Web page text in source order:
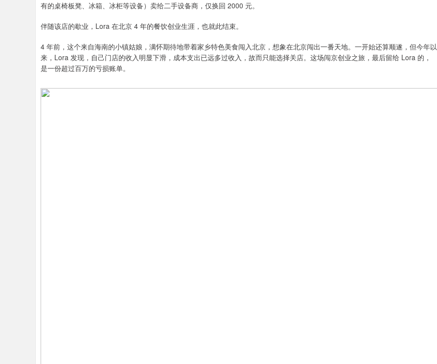
有的桌椅板凳、冰箱、冰柜等设备）卖给二手设备商，仅换回 2000 元。
伴随该店的歇业，Lora 在北京 4 年的餐饮创业生涯，也就此结束。
4 年前，这个来自海南的小镇姑娘，满怀期待地带着家乡特色美食闯入北京，想象在北京闯出一番天地。一开始还算顺遂，但今年以
来，Lora 发现，自己门店的收入明显下滑，成本支出已远多过收入，故而只能选择关店。这场闯京创业之旅，最后留给 Lora 的，
是一份超过百万的亏损账单。